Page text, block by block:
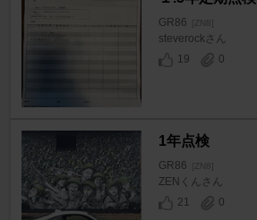
GR86 [ZN8]
steverockさん
19
0
1年点検
GR86 [ZN8]
ZENくんさん
21
0